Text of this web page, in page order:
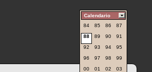
Calendario
84
85 86
87
88
89 90
91
92
93 94
95
96
97 98
99
00
01 02
03